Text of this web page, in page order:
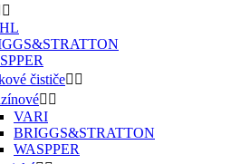

čističe 
 
VARI
BRIGGS&STRATTON
WASPPER